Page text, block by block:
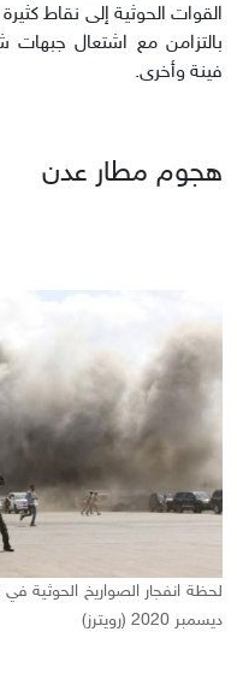
القوات الحوثية إلى نقاط
بالتزامن مع اشتعال جبهات
فينة وأخرى.
هجوم مطار عدن
ديسمبر 2020 (رويترز)